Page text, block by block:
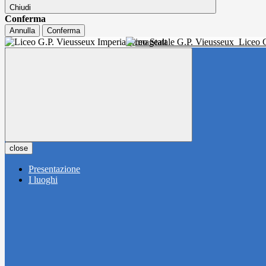
Chiudi
Conferma
Annulla Conferma
Liceo Statale G.P. Vieusseux Liceo
close
Presentazione
I luoghi